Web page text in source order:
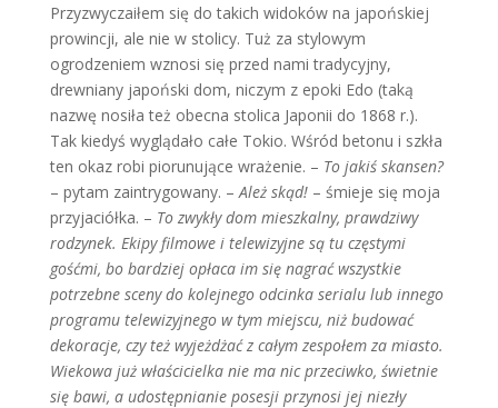
Przyzwyczaiłem się do takich widoków na japońskiej
prowincji, ale nie w stolicy. Tuż za stylowym
ogrodzeniem wznosi się przed nami tradycyjny,
drewniany japoński dom, niczym z epoki Edo (taką
nazwę nosiła też obecna stolica Japonii do 1868 r.).
Tak kiedyś wyglądało całe Tokio. Wśród betonu i szkła
ten okaz robi piorunujące wrażenie. – To jakiś skansen?
– pytam zaintrygowany. –Ależ skąd!– śmieje się moja
przyjaciółka. – To zwykły dom mieszkalny, prawdziwy
rodzynek. Ekipy filmowe i telewizyjne są tu częstymi
gośćmi, bo bardziej opłaca im się nagrać wszystkie
potrzebne sceny do kolejnego odcinka serialu lub innego
programu telewizyjnego w tym miejscu, niż budować
dekoracje, czy też wyjeżdżać z całym zespołem za miasto.
Wiekowa już właścicielka nie ma nic przeciwko, świetnie
się bawi, a udostępnianie posesji przynosi jej niezły